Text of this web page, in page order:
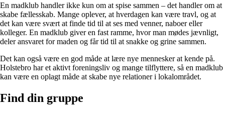
En madklub handler ikke kun om at spise sammen – det handler om at
skabe fællesskab. Mange oplever, at hverdagen kan være travl, og at
det kan være svært at finde tid til at ses med venner, naboer eller
kolleger. En madklub giver en fast ramme, hvor man mødes jævnligt,
deler ansvaret for maden og får tid til at snakke og grine sammen.
Det kan også være en god måde at lære nye mennesker at kende på.
Holstebro har et aktivt foreningsliv og mange tilflyttere, så en madklub
kan være en oplagt måde at skabe nye relationer i lokalområdet.
Find din gruppe